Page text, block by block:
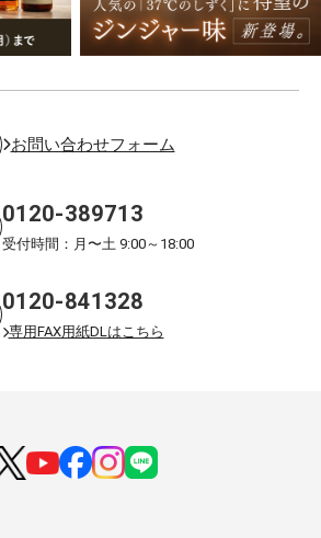
お問い合わせフォーム
0120-389713
受付時間：月〜土 9:00～18:00
0120-841328
専用FAX用紙DLはこちら